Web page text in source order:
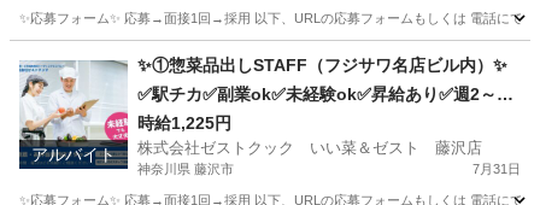
✨応募フォーム✨ 応募→面接1回→採用 以下、URLの応募フォームもしくは 電話にて
キッチン スタッフ
アルバイト
✨①惣菜品出しSTAFF（フジサワ名店ビル内）✨
✅駅チカ✅副業ok✅未経験ok✅昇給あり✅週2～ok
✅扶養内ok
時給1,225円
株式会社ゼストクック いい菜＆ゼスト 藤沢店
神奈川県 藤沢市 7月31日
✨応募フォーム✨ 応募→面接1回→採用 以下、URLの応募フォームもしくは 電話にて